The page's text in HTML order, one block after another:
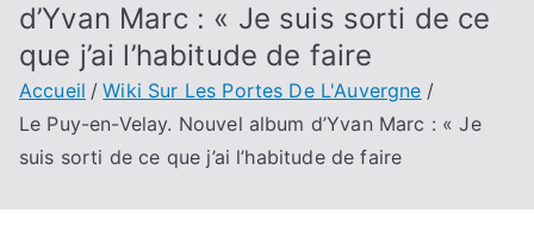
d’Yvan Marc : « Je suis sorti de ce
que j’ai l’habitude de faire
Accueil
Wiki Sur Les Portes De L'Auvergne
Le Puy-en-Velay. Nouvel album d’Yvan Marc : « Je
suis sorti de ce que j’ai l’habitude de faire